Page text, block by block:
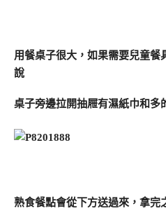
用餐桌子很大，如果需要兒童餐
說
桌子旁邊拉開抽屜有濕紙巾和多
熟食餐點會從下方送過來，拿完